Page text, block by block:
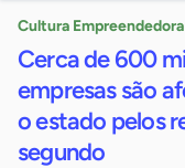
Cultura Empreendedora
Cerca de 600
empresas são
o estado pelos
segundo